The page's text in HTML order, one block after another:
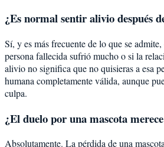
¿Es normal sentir alivio después
Sí, y es más frecuente de lo que se
persona fallecida sufrió mucho o si la
alivio no significa que no quisieras a esa
humana completamente válida, aunque
culpa.
¿El duelo por una mascota
Absolutamente. La pérdida de una